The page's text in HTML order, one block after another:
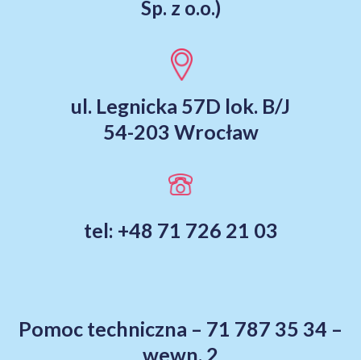
Sp. z o.o.)
ul. Legnicka 57D lok. B/J
54-203 Wrocław
tel: +48 71 726 21 03
Pomoc techniczna – 71 787 35 34 –
wewn. 2